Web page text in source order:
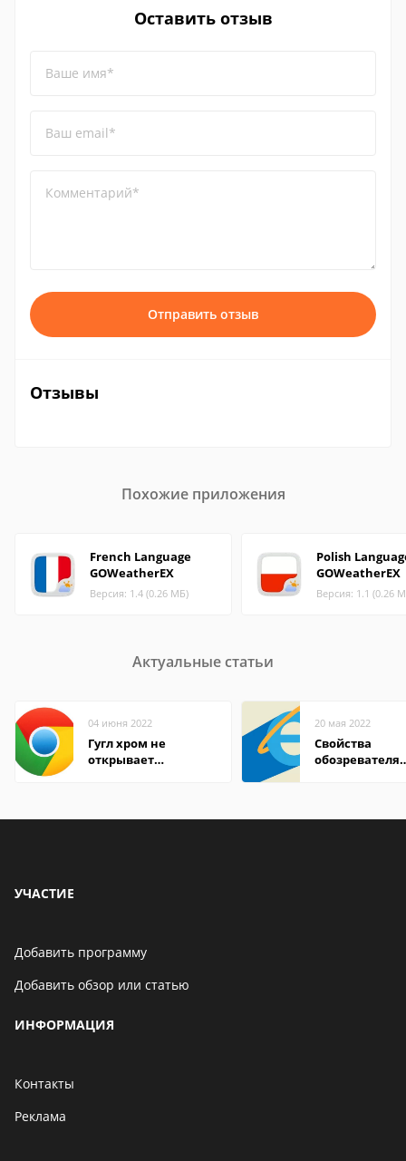
Оставить отзыв
Ваше имя*
Ваш email*
Комментарий*
Отправить отзыв
Отзывы
Похожие приложения
French Language
GOWeatherEX
Версия: 1.4 (0.26 МБ)
Polish
GOWeatherEX
Версия: 1.1 (0.26
Актуальные статьи
04 июня 2022
Гугл хром не
открывает
20 мая 2022
Свойства
обозревателя
УЧАСТИЕ
Добавить программу
Добавить обзор или статью
ИНФОРМАЦИЯ
Контакты
Реклама